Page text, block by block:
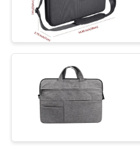
Saco de
da tela